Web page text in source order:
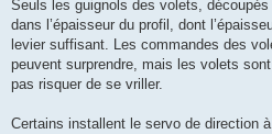
Seuls les guignols des volets,
dans l’épaisseur du profil, dont
levier suffisant. Les commandes des
peuvent surprendre, mais les volets
pas risquer de se vriller.
Certains installent le servo de direction